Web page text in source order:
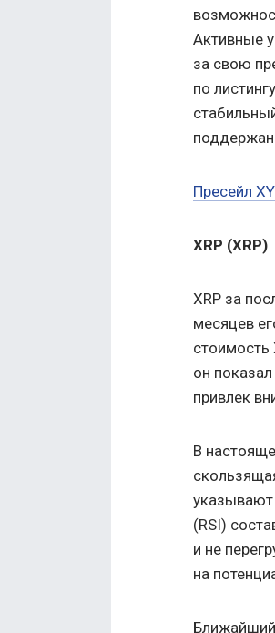
Активные
за свою
по
Пресейл
XRP (XRP)
XRP за
месяцев
он
привлек
В
указывают
(RSI)
и не
на
Ближайший